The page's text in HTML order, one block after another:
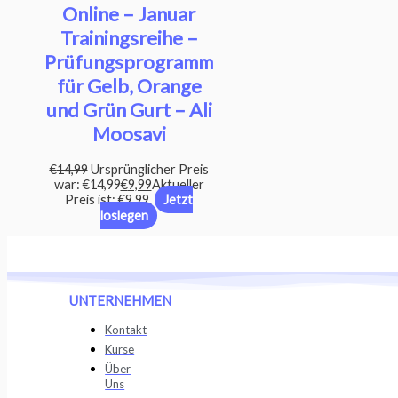
Online – Januar
Trainingsreihe –
Prüfungsprogramm
für Gelb, Orange
und Grün Gurt – Ali
Moosavi
€14,99 Ursprünglicher Preis
war: €14,99€9,99Aktueller
Preis ist: €9,99.
Jetzt
loslegen
UNTERNEHMEN
Kontakt
Kurse
Über
Uns